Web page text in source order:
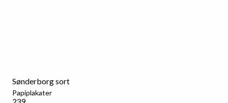
Sønderborg sort
Papiplakater